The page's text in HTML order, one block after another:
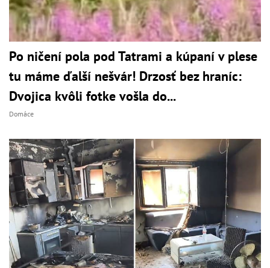
Po ničení pola pod Tatrami a kúpaní v plese
tu máme ďalší nešvár! Drzosť bez hraníc:
Dvojica kvôli fotke vošla do...
Domáce